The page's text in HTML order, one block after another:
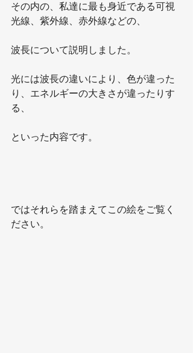
その内の、私達に最も身近である可視
光線、紫外線、赤外線などの、
波長について説明しました。
光には波長の違いにより、色が違った
り、エネルギーの大きさが違ったりす
る、
といった内容です。
ではそれらを踏まえてこの絵をご覧く
ださい。